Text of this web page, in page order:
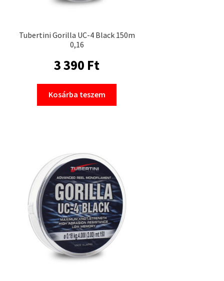
Tubertini Gorilla UC-4 Black 150m
0,16
3 390 Ft
Kosárba teszem